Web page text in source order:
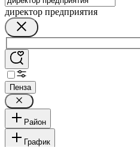
директор предприятия
Пенза
Район
График